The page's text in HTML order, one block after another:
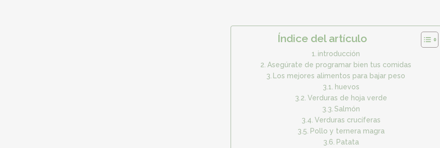
Índice del artículo
introducción
Asegúrate de programar bien tus comidas
Los mejores alimentos para bajar peso
huevos
Verduras de hoja verde
Salmón
Verduras crucíferas
Pollo y ternera magra
Patata